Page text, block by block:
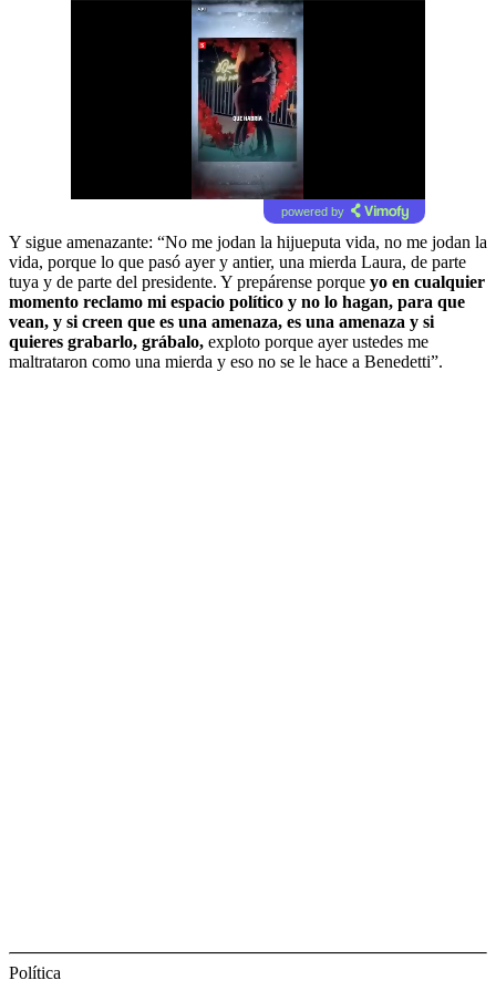
powered by
Y sigue amenazante: “No me jodan la hijueputa vida, no me jodan la
vida, porque lo que pasó ayer y antier, una mierda Laura, de parte
tuya y de parte del presidente. Y prepárense porque yo en cualquier
momento reclamo mi espacio político y no lo hagan, para que
vean, y si creen que es una amenaza, es una amenaza y si
quieres grabarlo, grábalo, exploto porque ayer ustedes me
maltrataron como una mierda y eso no se le hace a Benedetti”.
Política